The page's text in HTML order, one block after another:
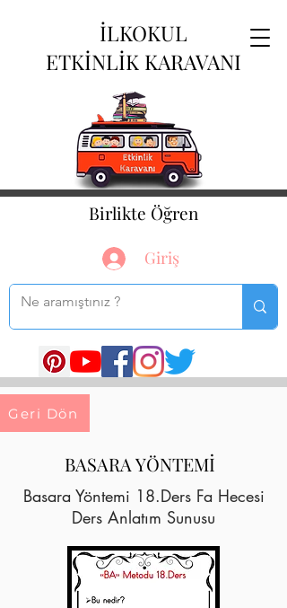
İLKOKUL
ETKİNLİK KARAVANI
Birlikte Öğren
Giriş
Geri Dön
BASARA YÖNTEMİ
Basara Yöntemi 18.Ders Fa Hecesi
Ders Anlatım Sunusu